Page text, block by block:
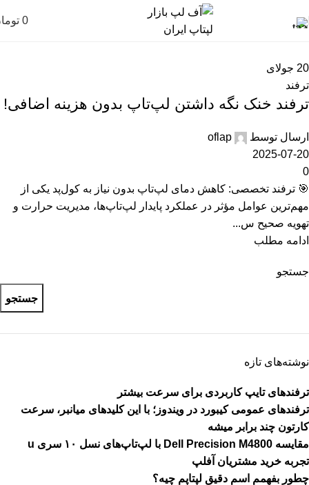
0
20 جولای
ترفند
ترفند خنک نگه داشتن لپ‌تاپ بدون هزینه اضافی!
ارسال توسط
oflap
2025-07-20
0
🎯 ترفند تخصصی: کاهش دمای لپ‌تاپ بدون نیاز به کول‌پد یکی از
مهم‌ترین عوامل مؤثر در عملکرد پایدار لپ‌تاپ‌ها، مدیریت حرارت و
تهویه صحیح س...
ادامه مطلب
جستجو
جستجو
نوشته‌های تازه
ترفندهای تایپ کاربردی برای سرعت بیشتر
ترفندهای عمومی کیبورد در ویندوز؛ با این کلیدهای میانبر، سرعت
کارتون چند برابر میشه
مقایسه Dell Precision M4800 با لپ‌تاپ‌های نسل ۱۰ سری u
تجربه خرید مشتریان آفلپ
چطور بفهمم اسم دقیق لپتاپم چیه؟